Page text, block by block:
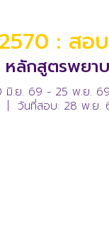
: สอ
ลักสูตรพยา
มิ.ย. 69 - 25 พ.ย. 69
| วันที่สอบ: 28 พ.ย.